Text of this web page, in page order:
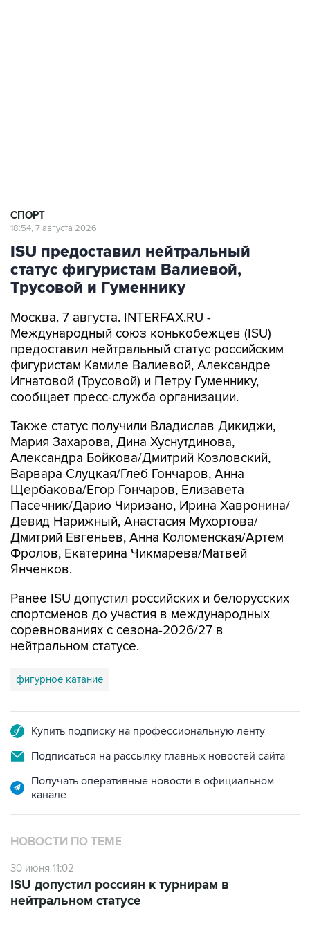
СПОРТ
18:54, 7 августа 2026
ISU предоставил нейтральный
статус фигуристам Валиевой,
Трусовой и Гуменнику
Москва. 7 августа. INTERFAX.RU -
Международный союз конькобежцев (ISU)
предоставил нейтральный статус российским
фигуристам Камиле Валиевой, Александре
Игнатовой (Трусовой) и Петру Гуменнику,
сообщает пресс-служба организации.
Также статус получили Владислав Дикиджи,
Мария Захарова, Дина Хуснутдинова,
Александра Бойкова/Дмитрий Козловский,
Варвара Слуцкая/Глеб Гончаров, Анна
Щербакова/Егор Гончаров, Елизавета
Пасечник/Дарио Чиризано, Ирина Хавронина/
Девид Нарижный, Анастасия Мухортова/
Дмитрий Евгеньев, Анна Коломенская/Артем
Фролов, Екатерина Чикмарева/Матвей
Янченков.
Ранее ISU допустил российских и белорусских
спортсменов до участия в международных
соревнованиях с сезона-2026/27 в
нейтральном статусе.
фигурное катание
Купить подписку на профессиональную ленту
Подписаться на рассылку главных новостей сайта
Получать оперативные новости в официальном
канале
НОВОСТИ ПО ТЕМЕ
30 июня 11:02
ISU допустил россиян к турнирам в
нейтральном статусе